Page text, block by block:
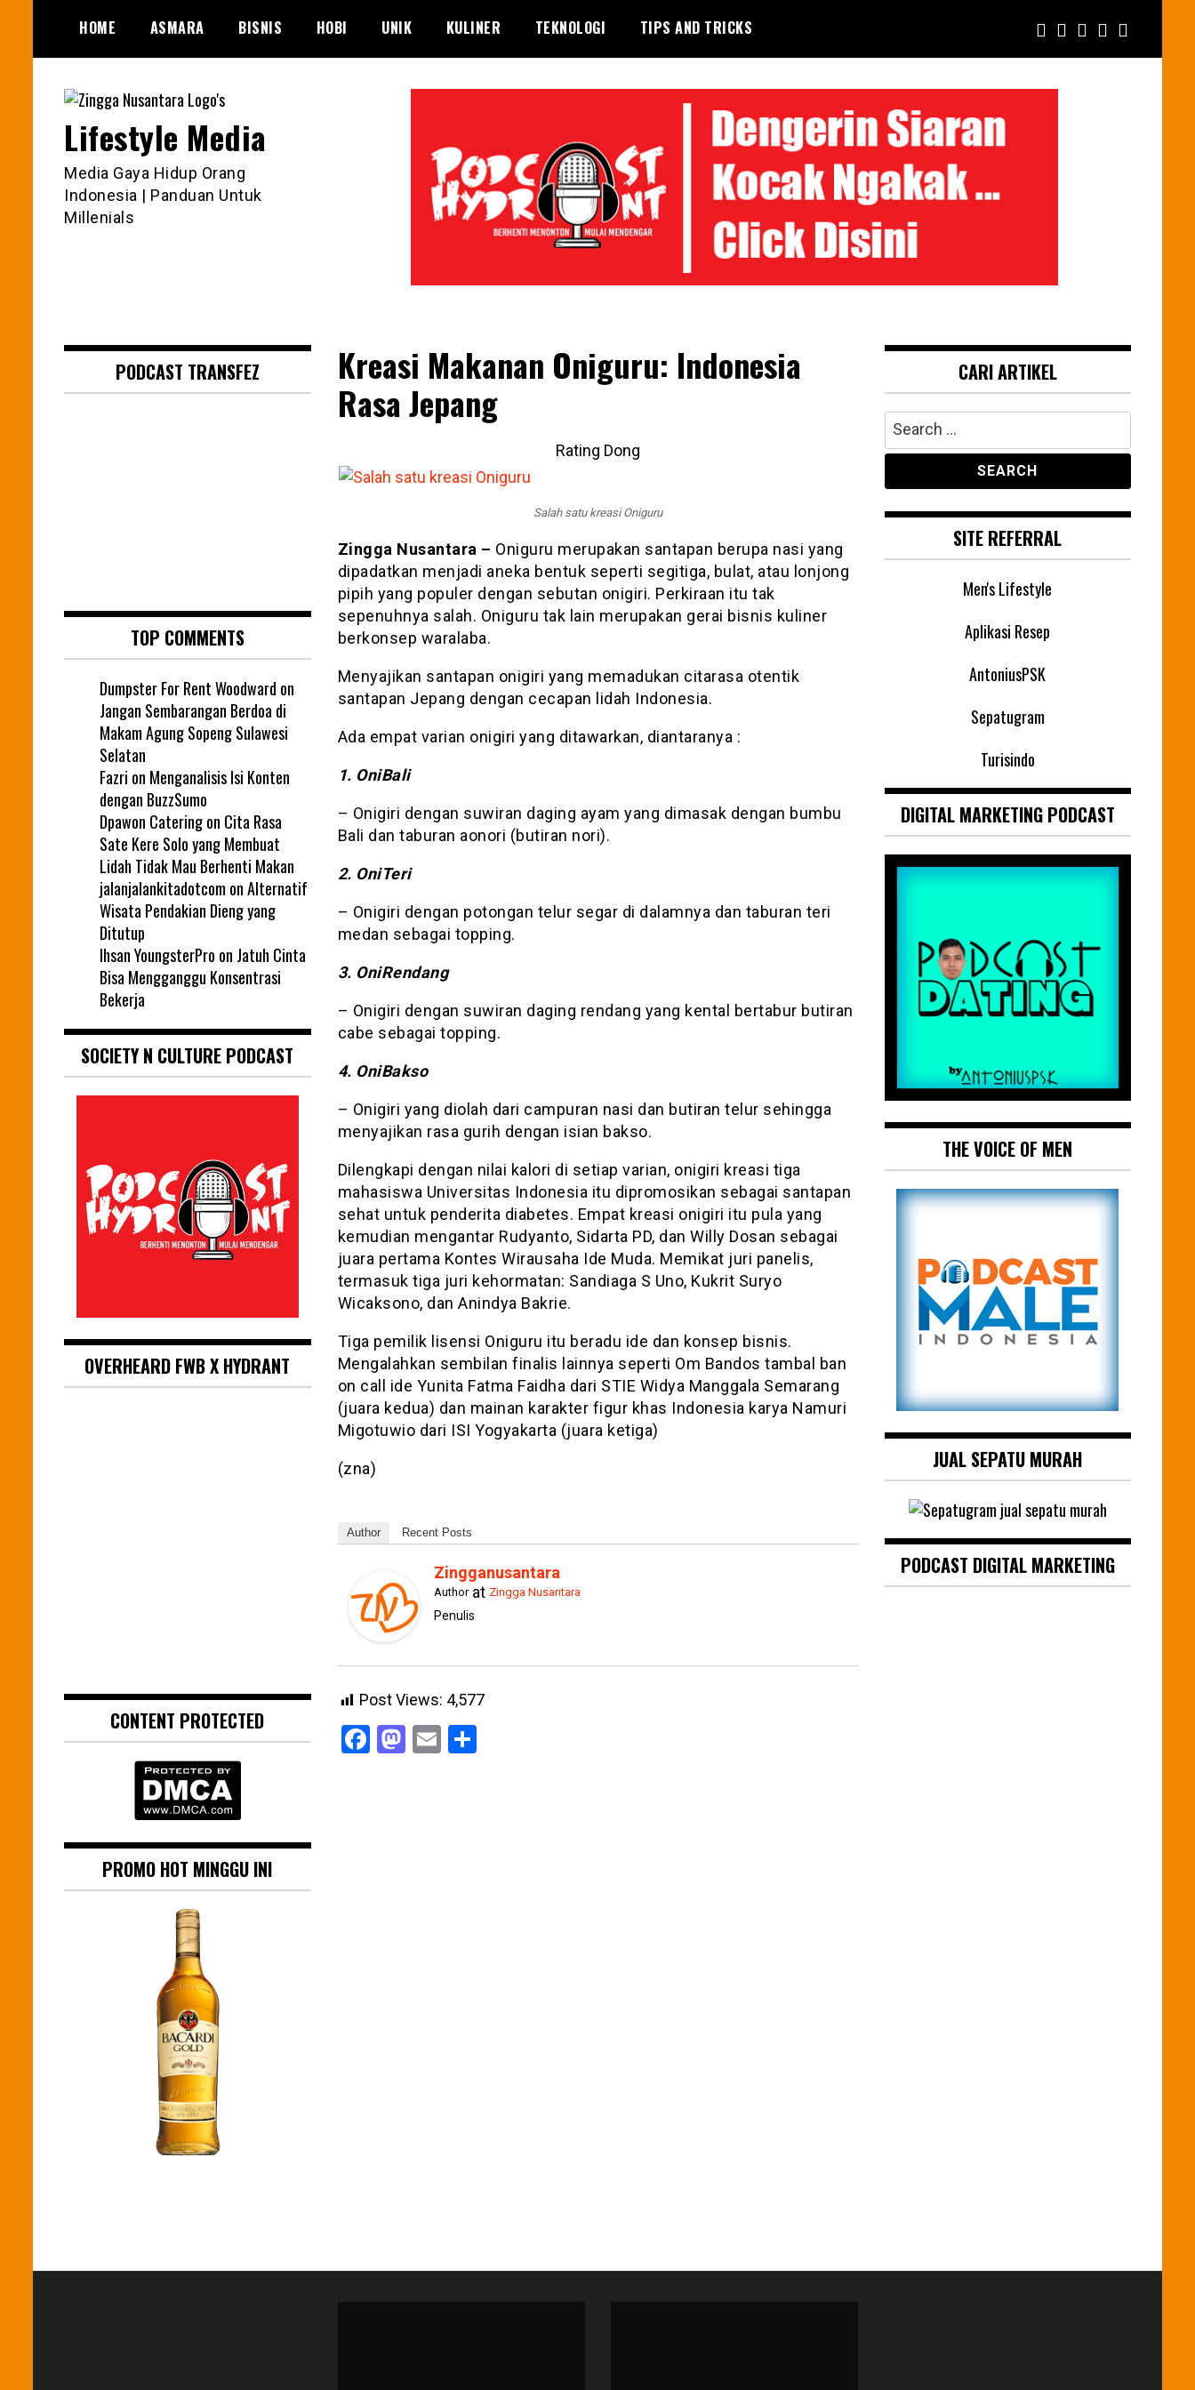
content
HOME ASMARA BISNIS HOBI UNIK KULINER TEKNOLOGI TIPS AND TRICKS
Lifestyle Media
Media Gaya Hidup Orang
Indonesia | Panduan Untuk
Millenials
Kreasi Makanan Oniguru: Indonesia
Rasa Jepang
Rating Dong
Salah satu kreasi Oniguru
Zingga Nusantara – Oniguru merupakan santapan berupa nasi yang
dipadatkan menjadi aneka bentuk seperti segitiga, bulat, atau lonjong
pipih yang populer dengan sebutan onigiri. Perkiraan itu tak
sepenuhnya salah. Oniguru tak lain merupakan gerai bisnis kuliner
berkonsep waralaba.
Menyajikan santapan onigiri yang memadukan citarasa otentik
santapan Jepang dengan cecapan lidah Indonesia.
Ada empat varian onigiri yang ditawarkan, diantaranya :
1. OniBali
– Onigiri dengan suwiran daging ayam yang dimasak dengan bumbu
Bali dan taburan aonori (butiran nori).
2. OniTeri
– Onigiri dengan potongan telur segar di dalamnya dan taburan teri
medan sebagai topping.
3. OniRendang
– Onigiri dengan suwiran daging rendang yang kental bertabur butiran
cabe sebagai topping.
4. OniBakso
– Onigiri yang diolah dari campuran nasi dan butiran telur sehingga
menyajikan rasa gurih dengan isian bakso.
Dilengkapi dengan nilai kalori di setiap varian, onigiri kreasi tiga
mahasiswa Universitas Indonesia itu dipromosikan sebagai santapan
sehat untuk penderita diabetes. Empat kreasi onigiri itu pula yang
kemudian mengantar Rudyanto, Sidarta PD, dan Willy Dosan sebagai
juara pertama Kontes Wirausaha Ide Muda. Memikat juri panelis,
termasuk tiga juri kehormatan: Sandiaga S Uno, Kukrit Suryo
Wicaksono, dan Anindya Bakrie.
Tiga pemilik lisensi Oniguru itu beradu ide dan konsep bisnis.
Mengalahkan sembilan finalis lainnya seperti Om Bandos tambal ban
on call ide Yunita Fatma Faidha dari STIE Widya Manggala Semarang
(juara kedua) dan mainan karakter figur khas Indonesia karya Namuri
Migotuwio dari ISI Yogyakarta (juara ketiga)
(zna)
Author Recent Posts
Zingganusantara
Authorat Zingga Nusantara
Penulis
Post Views: 4,577
Facebook
Mastodon
Email
PODCAST TRANSFEZ
TOP COMMENTS
Dumpster For Rent Woodward on
Jangan Sembarangan Berdoa di
Makam Agung Sopeng Sulawesi
Selatan
Fazri on Menganalisis Isi Konten
dengan BuzzSumo
Dpawon Cateringon Cita Rasa
Sate Kere Solo yang Membuat
Lidah Tidak Mau Berhenti Makan
jalanjalankitadotcom onAlternatif
Wisata Pendakian Dieng yang
Ditutup
Ihsan YoungsterPro on Jatuh Cinta
Bisa Mengganggu Konsentrasi
Bekerja
SOCIETY N CULTURE PODCAST
OVERHEARD FWB X HYDRANT
CONTENT PROTECTED
PROMO HOT MINGGU INI
CARI ARTIKEL
Search
for:
SITE REFERRAL
Men's Lifestyle
Aplikasi Resep
AntoniusPSK
Sepatugram
Turisindo
DIGITAL MARKETING PODCAST
THE VOICE OF MEN
JUAL SEPATU MURAH
PODCAST DIGITAL MARKETING